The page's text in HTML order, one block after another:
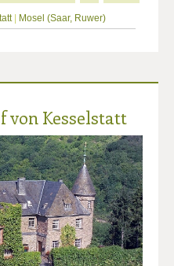
| Mosel (Saar, Ruwer)
von Kesselstatt